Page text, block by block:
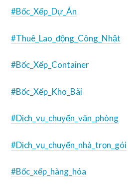
#Bốc_Xếp_Dự_Án
#Thuê_Lao_động_Công_Nhật
#Bốc_Xếp_Container
#Bốc_Xếp_Kho_Bãi
#Dịch_vụ_chuyển_văn_phòng
#Dịch_vụ_chuyển_nhà_trọn_gói
#Bốc_xếp_hàng_hóa